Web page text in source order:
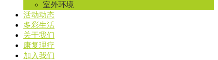
室外环境
活动动态
多彩生活
关于我们
康复理疗
加入我们